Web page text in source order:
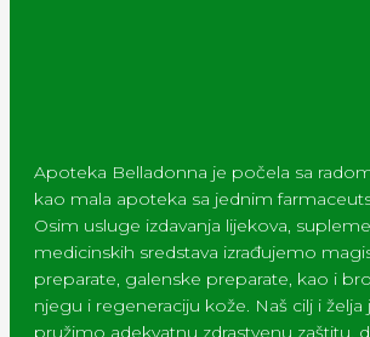
Apoteka Belladonna je počela sa
kao mala apoteka sa jednim
Osim usluge izdavanja lijekova,
medicinskih sredstava izrađujemo
preparate, galenske preparate, kao i
njegu i regeneraciju kože. Naš cilj i želja
pružimo adekvatnu zdrastvenu zaštitu,